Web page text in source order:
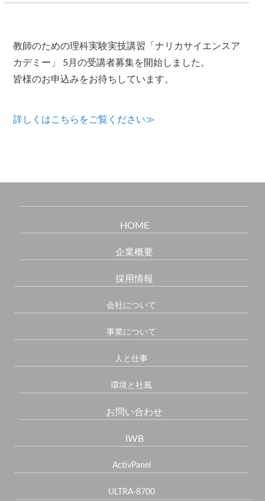
教師のための理科実験実技講習「ナリカサイエンスア
カデミー」 5月の受講者募集を開始しました。
皆様のお申込みをお待ちしています。
詳しくはこちらをご覧ください≫
HOME
企業概要
採用情報
会社について
事業について
人と仕事
環境と社風
お問い合わせ
IWB
ActivPanel
ULTRA-8700